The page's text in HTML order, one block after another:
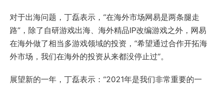
对于出海问题，丁磊表示，“在海外市场网易是两条腿走
路”，除了自研游戏出海、海外精品IP改编游戏之外，网易
在海外做了相当多游戏领域的投资，“希望通过合作开拓海
外市场，我们在海外的投资从来都没停止过”。
展望新的一年，丁磊表示：“2021年是我们非常重要的一